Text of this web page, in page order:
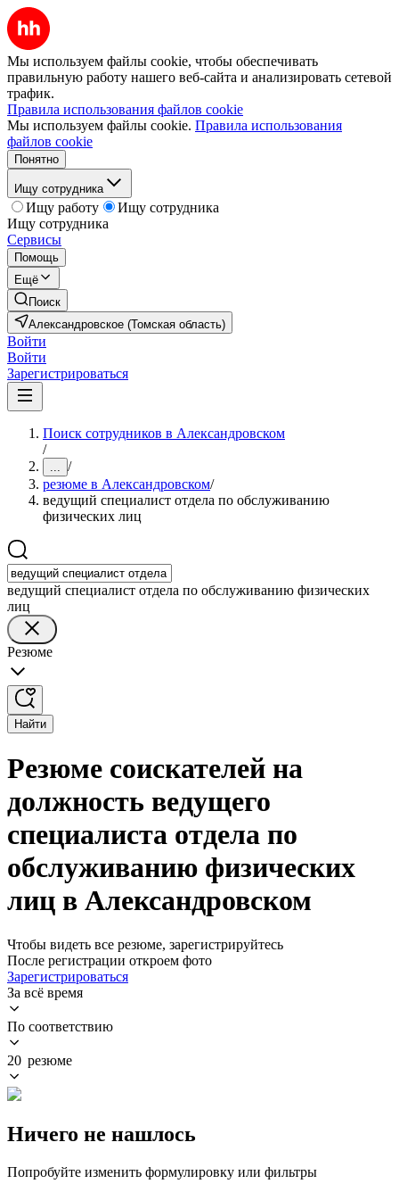
Мы используем файлы cookie, чтобы обеспечивать
правильную работу нашего веб-сайта и анализировать сетевой
трафик.
Правила использования файлов cookie
Мы используем файлы cookie. Правила использования
файлов cookie
Понятно
Ищу сотрудника
Ищу работу
Ищу сотрудника
Ищу сотрудника
Сервисы
Помощь
Ещё
Поиск
Александровское (Томская область)
Войти
Войти
Зарегистрироваться
Поиск сотрудников в Александровском
/
... /
резюме в Александровском/
ведущий специалист отдела по обслуживанию
физических лиц
ведущий специалист отдела по обслуживанию физических
лиц
Резюме
Найти
Резюме соискателей на
должность ведущего
специалиста отдела по
обслуживанию физических
лиц в Александровском
Чтобы видеть все резюме, зарегистрируйтесь
После регистрации откроем фото
Зарегистрироваться
За всё время
По соответствию
20 резюме
Ничего не нашлось
Попробуйте изменить формулировку или фильтры